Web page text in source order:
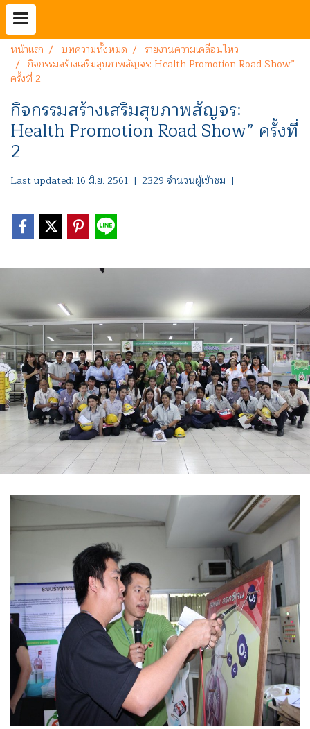
หน้าแรก บทความทั้งหมด
รายงานความเคลื่อนไหว
กิจกรรมสร้างเสริมสุขภาพสัญจร: Health Promotion Road Show”
ครั้งที่ 2
กิจกรรมสร้างเสริมสุขภาพสัญจร:
Health Promotion Road Show” ครั้งที่
2
Last updated: 16 มิ.ย. 2561 | 2329 จำนวนผู้เข้าชม |